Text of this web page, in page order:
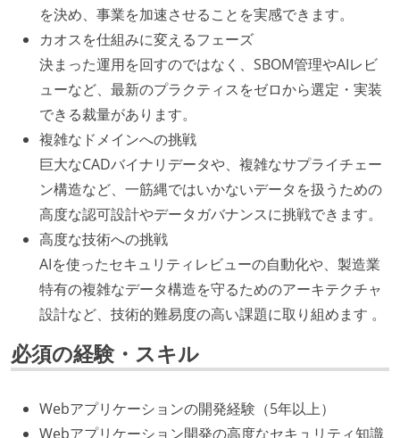
を決め、事業を加速させることを実感できます。
カオスを仕組みに変えるフェーズ
決まった運用を回すのではなく、SBOM管理やAIレビ
ューなど、最新のプラクティスをゼロから選定・実装
できる裁量があります。
複雑なドメインへの挑戦
巨大なCADバイナリデータや、複雑なサプライチェー
ン構造など、一筋縄ではいかないデータを扱うための
高度な認可設計やデータガバナンスに挑戦できます。
高度な技術への挑戦
AIを使ったセキュリティレビューの自動化や、製造業
特有の複雑なデータ構造を守るためのアーキテクチャ
設計など、技術的難易度の高い課題に取り組めます 。
必須の経験・スキル
Webアプリケーションの開発経験（5年以上）
Webアプリケーション開発の高度なセキュリティ知識